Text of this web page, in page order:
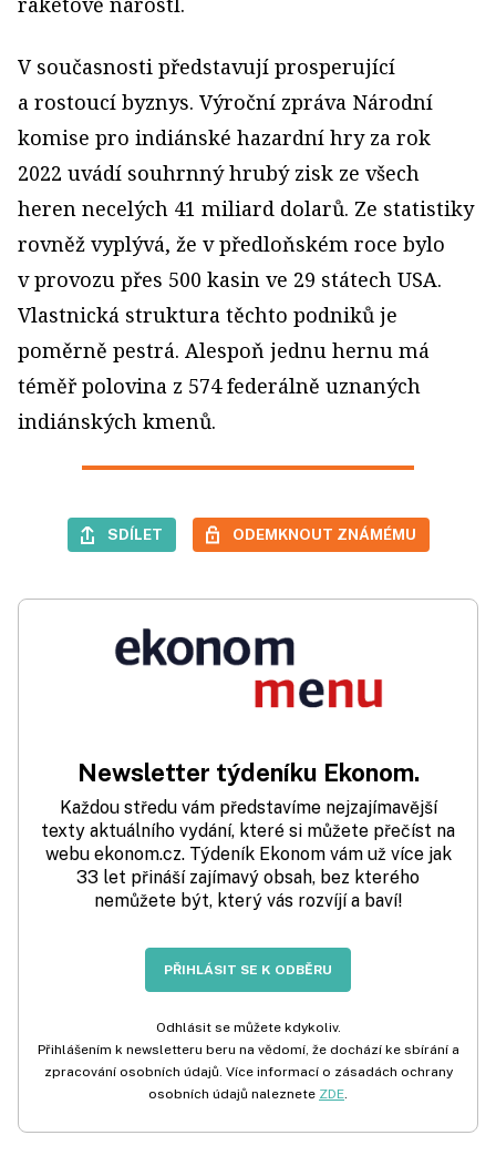
V současnosti představují prosperující
a rostoucí byznys. Výroční zpráva Národní
komise pro indiánské hazardní hry za rok
2022 uvádí souhrnný hrubý zisk ze všech
heren necelých 41 miliard dolarů. Ze statistiky
rovněž vyplývá, že v předloňském roce bylo
v provozu přes 500 kasin ve 29 státech USA.
Vlastnická struktura těchto podniků je
poměrně pestrá. Alespoň jednu hernu má
téměř polovina z 574 federálně uznaných
indiánských kmenů.
SDÍLET ODEMKNOUT ZNÁMÉMU
Newsletter týdeníku Ekonom.
Každou středu vám představíme nejzajímavější
texty aktuálního vydání, které si můžete přečíst na
webu ekonom.cz. Týdeník Ekonom vám už více jak
33 let přináší zajímavý obsah, bez kterého
nemůžete být, který vás rozvíjí a baví!
PŘIHLÁSIT SE K ODBĚRU
Odhlásit se můžete kdykoliv.
Přihlášením k newsletteru beru na vědomí, že dochází ke sbírání a
zpracování osobních údajů. Více informací o zásadách ochrany
osobních údajů naleznete ZDE.